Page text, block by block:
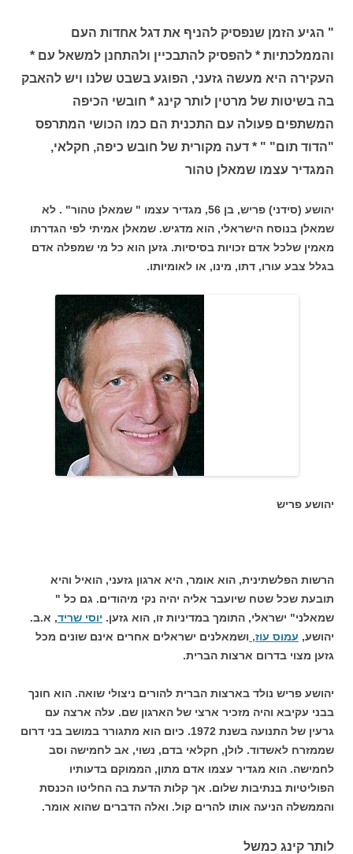
" הגיע הזמן שנפסיק להניף את דגל אחדות העם
והממלכתיות * להפסיק להתבכיין ולהתחנן למשאל עם *
העקירה היא מעשה גזעני, הפוגע בשבט שלנו ויש להאבק
בה בשיטות של מרטין לותר קינג * חובשי הכיפה
המשתפים פעולה עם התכנית הם כמו הכושי המתרפס
"הדוד תום" " * דעה מקורית של חובש כיפה, חקלאי,
המגדיר עצמו שמאלן טהור
יהושע (סידני) פריש, בן 56, מגדיר עצמו " שמאלן טהור" . לא
שמאלן בנוסח הישראלי, הוא מדגיש. שמאלן אמיתי לפי הגדרתו
מאמין שלכל אדם זכויות בסיסיות. גזען הוא כל מי שמפלה אדם
בגלל צבע עורו, דתו, מינו, או לאומיותו.
יהושע פריש
הרשות הפלשתינית, הוא אומר, היא ארגון גזעני, הואיל והיא
תובעת שכל שטח שיועבר אליה יהיה נקי מיהודים. גם כל "
שמאלני" ישראלי, התומך במדיניות זו, הוא גזען. יוסי שריד, א.ב.
יהושע, עמוס עוז, ושמאלנים ישראלים אחרים אינם שונים מכל
גזען מצוי בדרום ארצות הברית.
יהושע פריש נולד בארצות הברית להורים ניצולי שואה. הוא חונך
בבני עקיבא והיה מזכיר ארצי של הארגון שם. עלה ארצה עם
גרעין של התנועה בשנת 1972. כיום הוא מתגורר במושב בני דרום
שממזרח לאשדוד. לולן, חקלאי בדם, נשוי, אב לחמישה וסב
לחמישה. הוא מגדיר עצמו אדם מתון, הממוקם בדעותיו
הפוליטיות בנתיבות שלום. אך קלות הדעת בה החליטו הכנסת
והממשלה הניעה אותו להרים קול. ואלה הדברים שהוא אומר.
לותר קינג כמשל